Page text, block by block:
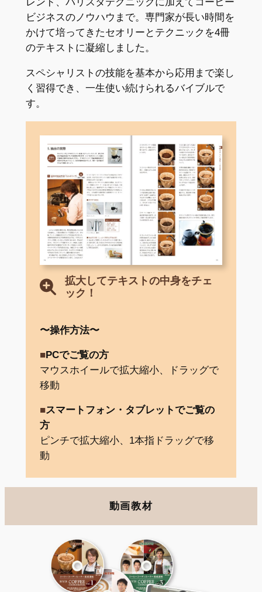
ビジネスのノウハウまで。専門家が長い時間を
かけて培ってきたセオリーとテクニックを4冊
のテキストに凝縮しました。
スペシャリストの技能を基本から応用まで楽し
く習得でき、一生使い続けられるバイブルで
す。
拡大してテキストの中身をチェ
ック！
〜操作方法〜
■PCでご覧の方
マウスホイールで拡大縮小、ドラッグで
移動
■スマートフォン・タブレットでご覧の
方
ピンチで拡大縮小、1本指ドラッグで移
動
動画教材